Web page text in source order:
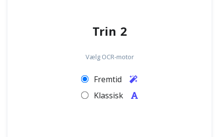
Trin 2
Vælg OCR-motor
Fremtid
Klassisk